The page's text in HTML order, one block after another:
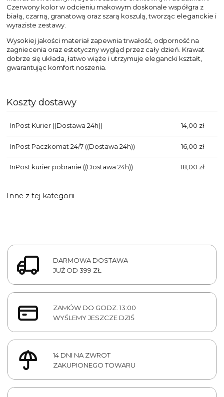
Czerwony kolor w odcieniu makowym doskonale współgra z
białą, czarną, granatową oraz szarą koszulą, tworząc eleganckie i
wyraziste zestawy.
Wysokiej jakości materiał zapewnia trwałość, odporność na
zagniecenia oraz estetyczny wygląd przez cały dzień. Krawat
dobrze się układa, łatwo wiąże i utrzymuje elegancki kształt,
gwarantując komfort noszenia.
Koszty dostawy
InPost Kurier ((Dostawa 24h)) 14,00 zł
InPost Paczkomat 24/7((Dostawa 24h)) 16,00 zł
InPost kurier pobranie ((Dostawa 24h)) 18,00 zł
Inne z tej kategorii
DARMOWA DOSTAWA
JUŻ OD 399 ZŁ
ZAMÓW DO GODZ. 13:00
WYŚLEMY JESZCZE DZIŚ
14 DNI NA ZWROT
ZAKUPIONEGO TOWARU